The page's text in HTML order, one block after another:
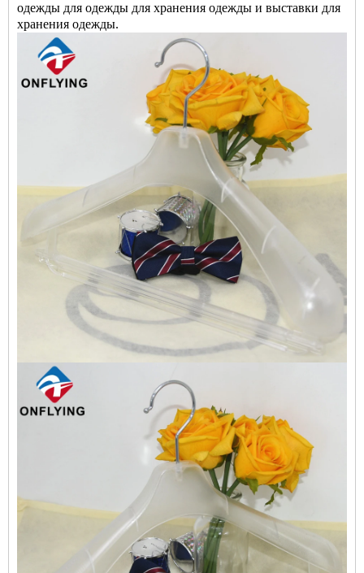
одежды для одежды для хранения одежды и выставки для
хранения одежды.